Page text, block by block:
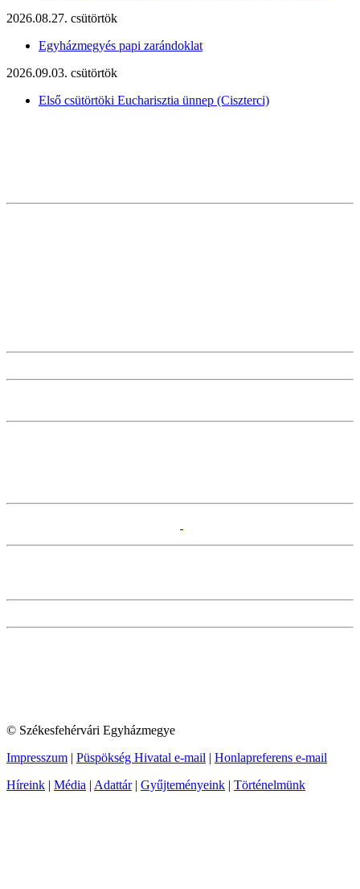
2026.08.27. csütörtök
Egyházmegyés papi zarándoklat
2026.09.03. csütörtök
Első csütörtöki Eucharisztia ünnep (Ciszterci)
© Székesfehérvári Egyházmegye
Impresszum | Püspökség Hivatal e-mail | Honlapreferens e-mail
Híreink | Média | Adattár| Gyűjteményeink | Történelmünk